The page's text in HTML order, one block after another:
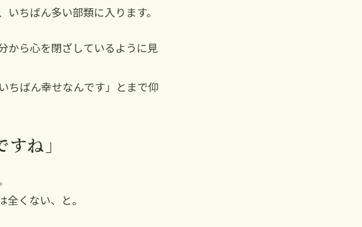
ちばん多い部類に入ります。
から心を閉ざしているように見
ちばん幸せなんです」とまで仰
ね」
くない、と。